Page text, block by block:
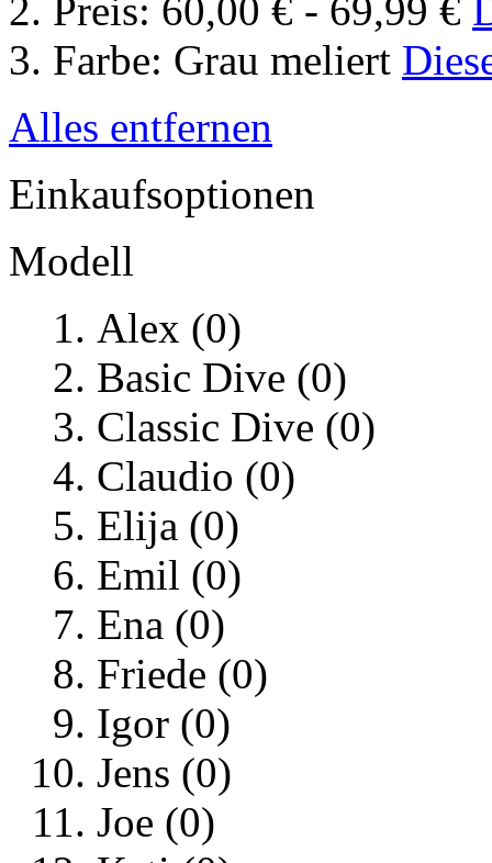
Preis: 60,00 € - 69,99 €
Farbe: Grau meliert
Alles entfernen
Einkaufsoptionen
Modell
Alex (0)
Basic Dive (0)
Classic Dive (0)
Claudio (0)
Elija (0)
Emil (0)
Ena (0)
Friede (0)
Igor (0)
Jens (0)
Joe (0)